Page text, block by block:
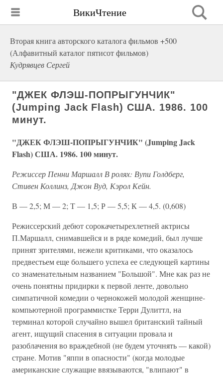
ВикиЧтение
Вторая книга авторского каталога фильмов +500
(Алфавитный каталог пятисот фильмов)
Кудрявцев Сергей
"ДЖЕК ФЛЭШ-ПОПРЫГУНЧИК"
(Jumping Jack Flash) США. 1986. 100
минут.
"ДЖЕК ФЛЭШ-ПОПРЫГУНЧИК" (Jumping Jack
Flash) США. 1986. 100 минут.
Режиссер Пенни Маршалл В ролях: Вупи Голдберг,
Стивен Коллинз, Джон Вуд, Кэрол Кейн.
В — 2,5; М — 2; Т — 1,5; Р — 5,5; К — 4,5. (0,608)
Режиссерский дебют сорокачетырехлетней актрисы
П.Маршалл, снимавшейся и в ряде комедий, был лучше
принят зрителями, нежели критиками, что оказалось
предвестьем еще большего успеха ее следующей картины
со знаменательным названием "Большой". Мне как раз не
очень понятны придирки к первой ленте, довольно
симпатичной комедии о чернокожей молодой женщине-
компьютерной программистке Терри Дулиттл, на
терминал которой случайно вышел британский тайный
агент, ищущий спасения в ситуации провала и
разоблачения во враждебной (не будем уточнять — какой)
стране. Мотив "яппи в опасности" (когда молодые
американские служащие ввязываются, "влипают" в